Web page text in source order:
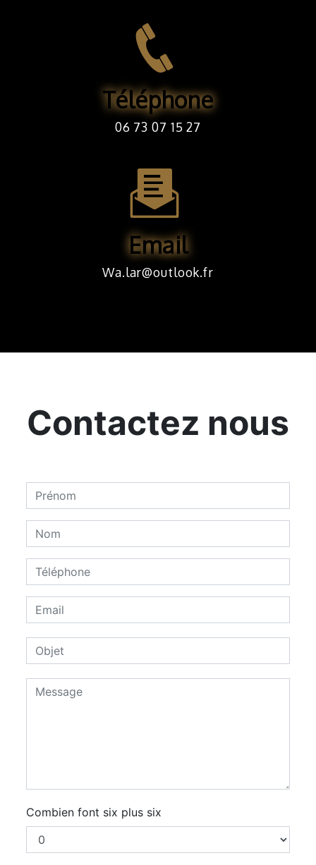
Téléphone
06 73 07 15 27
Email
wa.lar@outlook.fr
Contactez nous
Combien font six plus six